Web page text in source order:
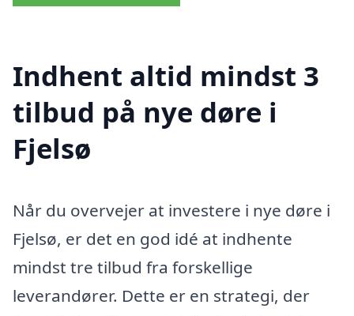
Indhent altid mindst 3
tilbud på nye døre i
Fjelsø
Når du overvejer at investere i nye døre i
Fjelsø, er det en god idé at indhente
mindst tre tilbud fra forskellige
leverandører. Dette er en strategi, der